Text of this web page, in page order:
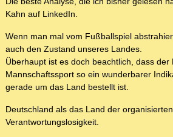
Kahn auf LinkedIn.
Wenn man mal vom Fußballspiel
auch den Zustand unseres Landes.
Überhaupt ist es doch beachtlich, dass der
Mannschaftssport so ein wunderbarer
gerade um das Land bestellt ist.
Deutschland als das Land der organisierten
Verantwortungslosigkeit.